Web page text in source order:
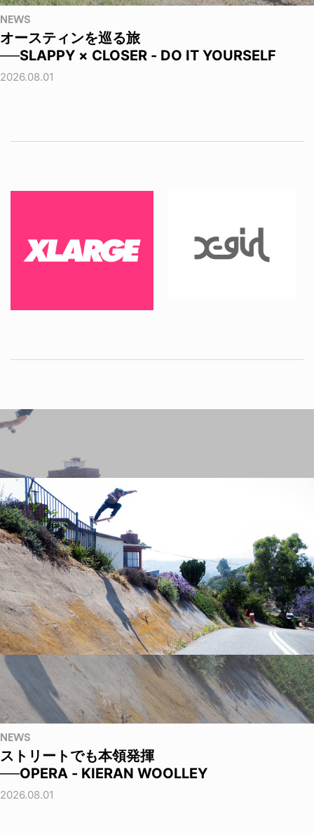
NEWS
オースティンを巡る旅
──SLAPPY × CLOSER - DO IT YOURSELF
2026.08.01
NEWS
ストリートでも本領発揮
──OPERA - KIERAN WOOLLEY
2026.08.01